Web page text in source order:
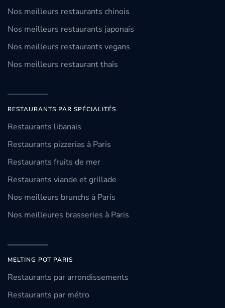
Nos meilleurs restaurants chinois
Nos meilleurs restaurants japonais
Nos meilleurs restaurants vegans
Nos meilleurs restaurant thaïs
RESTAURANTS PAR SPÉCIALITÉS
Restaurants libanais
Restaurants pizzerias à Paris
Restaurants fruits de mer
Restaurants viande et grillade
Nos meilleurs brunchs à Paris
Nos meilleures brasseries à Paris
MELTING POT PARIS
Restaurants par arrondissements
Restaurants par métro